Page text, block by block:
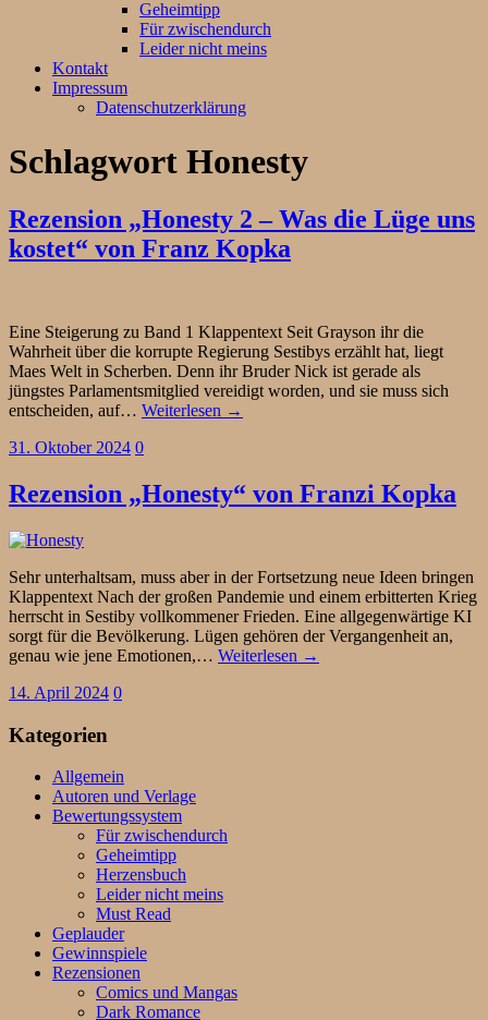
Geheimtipp
Für zwischendurch
Leider nicht meins
Kontakt
Impressum
Datenschutzerklärung
Schlagwort Honesty
Rezension „Honesty 2 – Was die Lüge uns
kostet“ von Franz Kopka
Eine Steigerung zu Band 1 Klappentext Seit Grayson ihr die
Wahrheit über die korrupte Regierung Sestibys erzählt hat, liegt
Maes Welt in Scherben. Denn ihr Bruder Nick ist gerade als
jüngstes Parlamentsmitglied vereidigt worden, und sie muss sich
entscheiden, auf… Weiterlesen →
31. Oktober 2024 0
Rezension „Honesty“ von Franzi Kopka
Sehr unterhaltsam, muss aber in der Fortsetzung neue Ideen bringen
Klappentext Nach der großen Pandemie und einem erbitterten Krieg
herrscht in Sestiby vollkommener Frieden. Eine allgegenwärtige KI
sorgt für die Bevölkerung. Lügen gehören der Vergangenheit an,
genau wie jene Emotionen,… Weiterlesen →
14. April 2024 0
Kategorien
Allgemein
Autoren und Verlage
Bewertungssystem
Für zwischendurch
Geheimtipp
Herzensbuch
Leider nicht meins
Must Read
Geplauder
Gewinnspiele
Rezensionen
Comics und Mangas
Dark Romance